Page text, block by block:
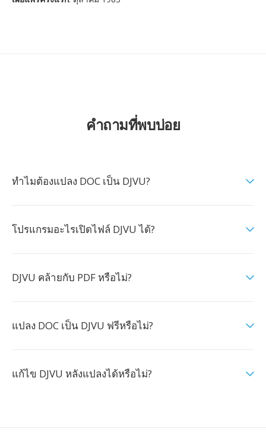
คำถามที่พบบ่อย
ทำไมต้องแปลง DOC เป็น DJVU?
โปรแกรมอะไรเปิดไฟล์ DJVU ได้?
DJVU คล้ายกับ PDF หรือไม่?
แปลง DOC เป็น DJVU ฟรีหรือไม่?
แก้ไข DJVU หลังแปลงได้หรือไม่?